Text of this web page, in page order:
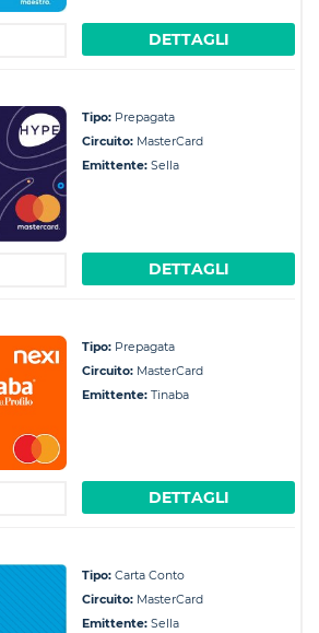
DETTAGLI
Tipo: Prepagata
Circuito: MasterCard
Emittente: Sella
DETTAGLI
Tipo: Prepagata
Circuito: MasterCard
Emittente: Tinaba
DETTAGLI
Tipo: Carta Conto
Circuito: MasterCard
Emittente: Sella